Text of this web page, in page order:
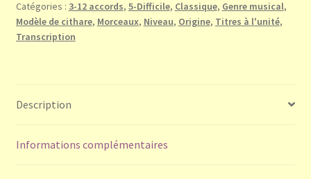
Concerto
pour
flûte
(Mozart)
Catégories : 3-12 accords, 5-Difficile, Classique, Genre musical,
Modèle de cithare, Morceaux, Niveau, Origine, Titres à l'unité,
Transcription
Description
Informations complémentaires